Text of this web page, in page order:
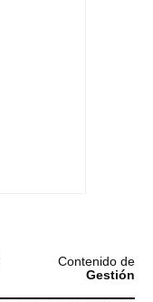
Contenido de
Gestión